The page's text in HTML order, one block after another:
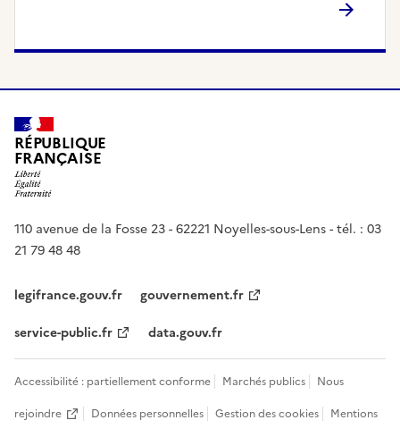
RÉPUBLIQUE
FRANÇAISE
110 avenue de la Fosse 23 - 62221 Noyelles-sous-Lens - tél. : 03
21 79 48 48
legifrance.gouv.fr
gouvernement.fr
service-public.fr
data.gouv.fr
Accessibilité : partiellement conforme Marchés publics
Nous
rejoindre
Données personnelles Gestion des cookies Mentions